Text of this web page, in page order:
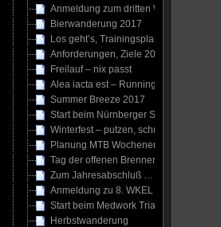
Anmeldung zum dritten Winterlauf
Bierwanderung 2017
Los geht’s, Trainingsplan für den IFB
Anforderungen, Ziele 2017
Freilauf – nix passt
Alea iacta est – Running SUN
Summer Breeze 2017
Start beim Nürnberger Silvesterlauf
Winterfest – putzen, schmieren, ölen
Planung MTB Wochenende / Woche
Tag der offenen Brennereien
Zum Jahresabschluß …
Anmeldung zu 8. WKEL am 30.04.2017
Start beim Medwork Triathlon in
Herbstwanderung